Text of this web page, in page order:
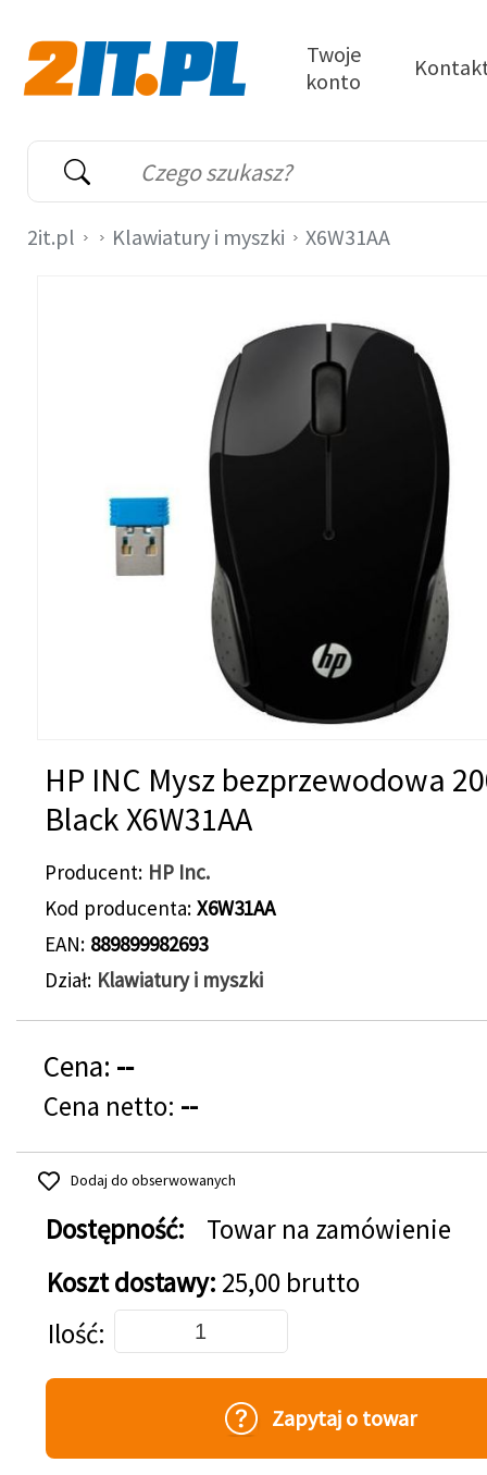
Wyszukiwarka
Słowo kluczowe
Twoje
konto
2it.pl Klawiatury i myszki X6W31AA
HP INC Mysz bezprzewodowa
Black X6W31AA
Producent HP Inc.
Kod producenta X6W31AA
EAN 889899982693
Dział Klawiatury i myszki
Cena: --
Cena netto: --
Dodaj do obserwowanych
Dostępność:
Towar na zamówienie
Koszt dostawy: 25,00 brutto
Dodaj do koszyka
Ilość
Zapytaj o towar